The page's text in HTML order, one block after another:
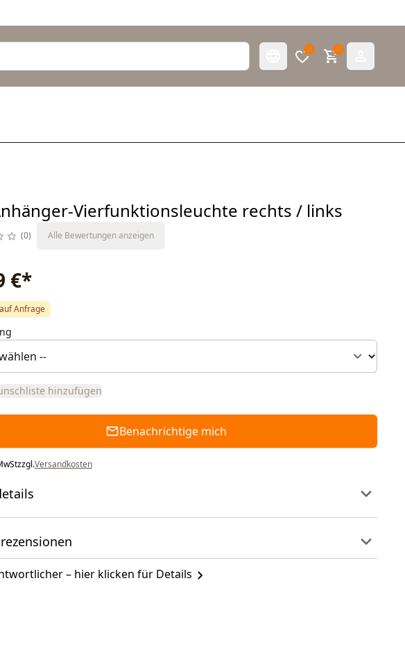
0 0
Vierfunktionsleuchte rechts / links
0 Alle Bewertungen anzeigen
€*
Anfrage
hinzufügen
Benachrichtige mich
zzgl.Versandkosten
– hier klicken für Details